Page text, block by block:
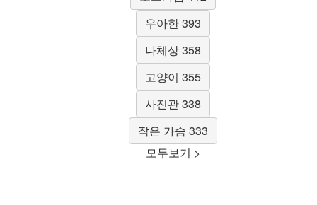
우아한 393
나체상 358
고양이 355
사진관 338
작은 가슴 333
모두보기 >